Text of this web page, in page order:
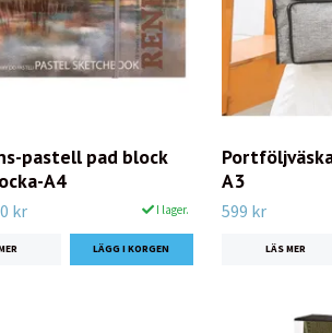
pastell pad block
A4
kr I lager.
A3
599 kr
LÄS MER